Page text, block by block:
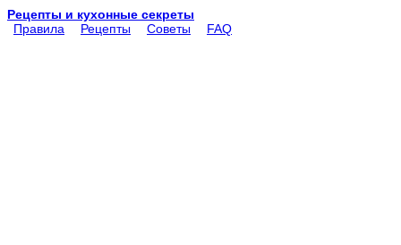
Рецепты и кухонные секреты
Правила
Рецепты Советы FAQ